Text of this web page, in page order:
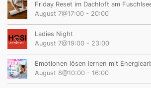
Friday Reset im Dachloft am
August 7@17:00 - 20:00
Ladies Night
August 7@19:00 - 23:00
Emotionen lösen lernen mit
August 8@10:00 - 16:00